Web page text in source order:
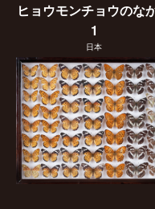
ヒョウモンチョウのな
1
日本